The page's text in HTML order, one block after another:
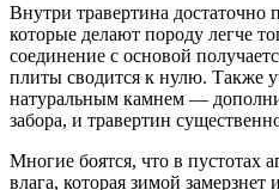
Внутри травертина достаточно
которые делают породу легче
соединение с основой
плиты сводится к нулю. Также
натуральным камнем —
забора, и травертин
Многие боятся, что в пустотах
влага, которая зимой замерзнет